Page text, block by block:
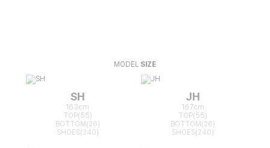
MODEL SIZE
SH
163cm
TOP(55)
BOTTOM(26)
SHOES(240)
JH
167cm
TOP(55)
BOTTOM(26)
SHOES(240)